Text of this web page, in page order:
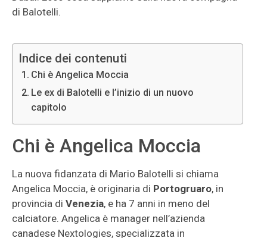
di Balotelli.
Indice dei contenuti
Chi è Angelica Moccia
Le ex di Balotelli e l’inizio di un nuovo
capitolo
Chi è Angelica Moccia
La nuova fidanzata di Mario Balotelli si chiama
Angelica Moccia, è originaria di Portogruaro, in
provincia di Venezia, e ha 7 anni in meno del
calciatore. Angelica è manager nell’azienda
canadese Nextologies, specializzata in